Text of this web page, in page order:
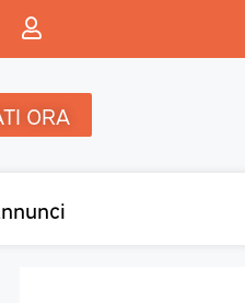
ORA